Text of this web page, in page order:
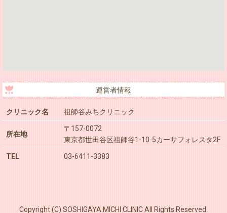
運営者情報
クリニック名 祖師谷みちクリニック
所在地
〒157-0072
東京都世田谷区祖師谷1-10-5カーサフォレスタ2F
TEL 03-6411-3383
Copyright (C) SOSHIGAYA MICHI CLINIC All Rights Reserved.